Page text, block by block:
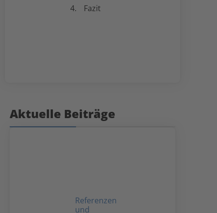
Fazit
Aktuelle Beiträge
Referenzen
und